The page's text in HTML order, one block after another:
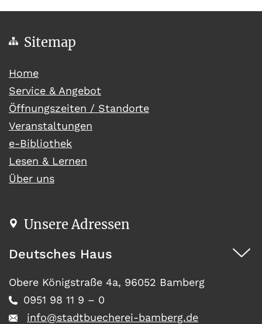
Sitemap
Home(current)
Service & Angebot
Öffnungszeiten / Standorte
Veranstaltungen
e-Bibliothek
Lesen & Lernen
Über uns
Unsere Adressen
Deutsches Haus
Obere Königstraße 4a, 96052 Bamberg
0951 98 11 9 – 0
info@stadtbuecherei-bamberg.de